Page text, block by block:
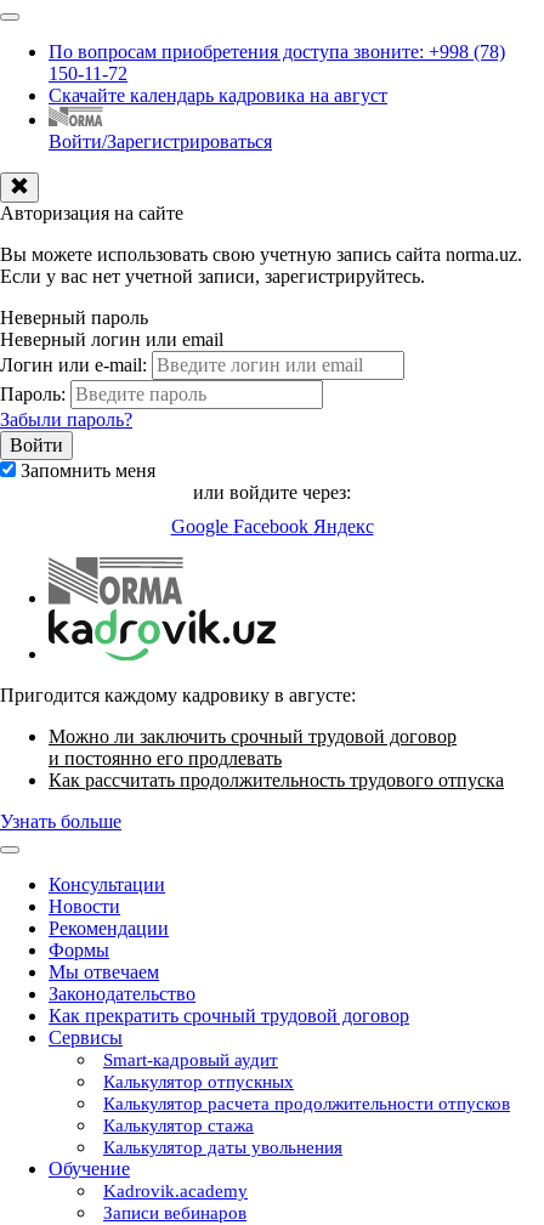
По вопросам приобретения доступа звоните: +998 (78)
150-11-72
Скачайте календарь кадровика на август
Войти/Зарегистрироваться
Авторизация на сайте
Вы можете использовать свою учетную запись сайта norma.uz.
Если у вас нет учетной записи, зарегистрируйтесь.
Неверный пароль
Неверный логин или email
Логин или e-mail:
Пароль:
Забыли пароль?
Запомнить меня
или войдите через:
Google Facebook Яндекс
Пригодится каждому кадровику в августе:
Можно ли заключить срочный трудовой договор
и постоянно его продлевать
Как рассчитать продолжительность трудового отпуска
Узнать больше
Консультации
Новости
Рекомендации
Формы
Мы отвечаем
Законодательство
Как прекратить срочный трудовой договор
Сервисы
Smart-кадровый аудит
Калькулятор отпускных
Калькулятор расчета продолжительности отпусков
Калькулятор стажа
Калькулятор даты увольнения
Обучение
Kadrovik.academy
Записи вебинаров